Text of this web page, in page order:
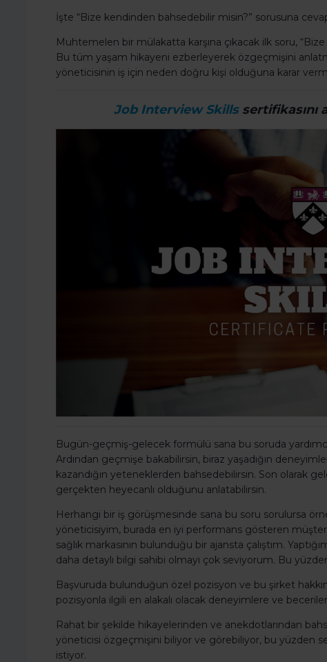
İşte “Bize kendinden bahsedebilir misin?” sorusuna
Muhtemelen bir mülakatta karşına çıkacak ilk soru,
Bu tüm yaşam hikayeni ezberleyerek özgeçmişini
yöneticisinin iş için neden doğru kişi olduğuna karar
Job Interview Skillssertifikasını
Bugün-geçmiş-gelecek formülü sana bu soruda
Ardından geçmişe bakabilirsin, biraz yaşadığın
kazandığın yeteneklerden bahsedebilirsin. Son olarak
gerçekten heyecanlı olduğunu anlatabilirsin.
Herhangi bir iş görüşmesinde sana bu soru sorulursa
yöneticisiyim, burada en iyi performans gösteren
sağlık markasının bulunduğu bir ajansta çalıştım.
daha detaylı bilgi sahibi olmayı çok seviyorum. Bu
Başvuruda bulunduğun özel pozisyon ve bu şirket
pozisyonla ilgili en alakalı olacak deneyimlere ve
Rahat bir şekilde hikayelerinden ve anekdotlarından
yöneticisi özgeçmişini biliyor ve görebiliyor, bu yüzden
istiyor.